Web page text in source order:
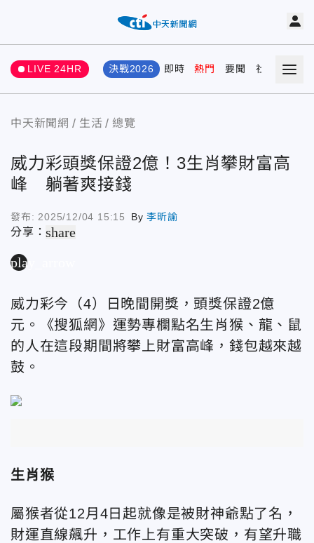
LIVE 24HR 決戰2026 即時 熱門 要聞 社會 娛樂
中天新聞網 生活 總覽
威力彩頭獎保證2億！3生肖攀財富高
峰 躺著爽接錢
發布: 2025/12/04 15:15 By李昕諭
分享：share
play_arrow
威力彩今（4）日晚間開獎，頭獎保證2億
元。《搜狐網》運勢專欄點名生肖猴 、龍 、鼠
的人在這段期間將攀上財富高峰，錢包越來越
鼓。
生肖猴
屬猴者從12月4日起就像是被財神爺點了名，
財運直線飆升，工作上有重大突破，有望升職